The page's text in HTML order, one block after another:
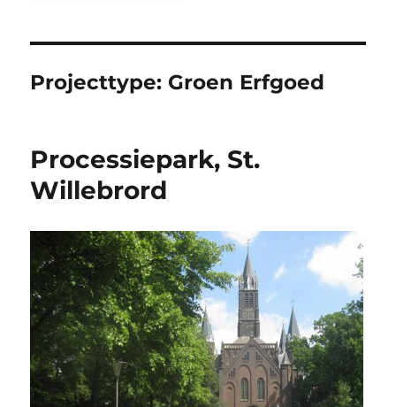
Projecttype: Groen Erfgoed
Processiepark, St.
Willebrord